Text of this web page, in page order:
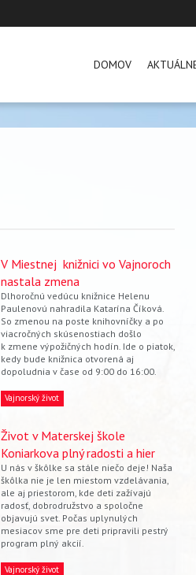
DOMOV
V Miestnej knižnici vo Vajnoroch
nastala zmena
Dlhoročnú vedúcu knižnice Helenu
Paulenovú nahradila Katarína Číková.
So zmenou na poste knihovníčky a po
viacročných skúsenostiach došlo
k zmene výpožičných hodín. Ide o piatok,
kedy bude knižnica otvorená aj
dopoludnia v čase od 9:00 do 16:00.
Vajnorský život
Život v Materskej škole
Koniarkova plný radosti a hier
U nás v škôlke sa stále niečo deje! Naša
škôlka nie je len miestom vzdelávania,
ale aj priestorom, kde deti zažívajú
radosť, dobrodružstvo a spoločne
objavujú svet. Počas uplynulých
mesiacov sme pre deti pripravili pestrý
program plný akcií.
Vajnorský život